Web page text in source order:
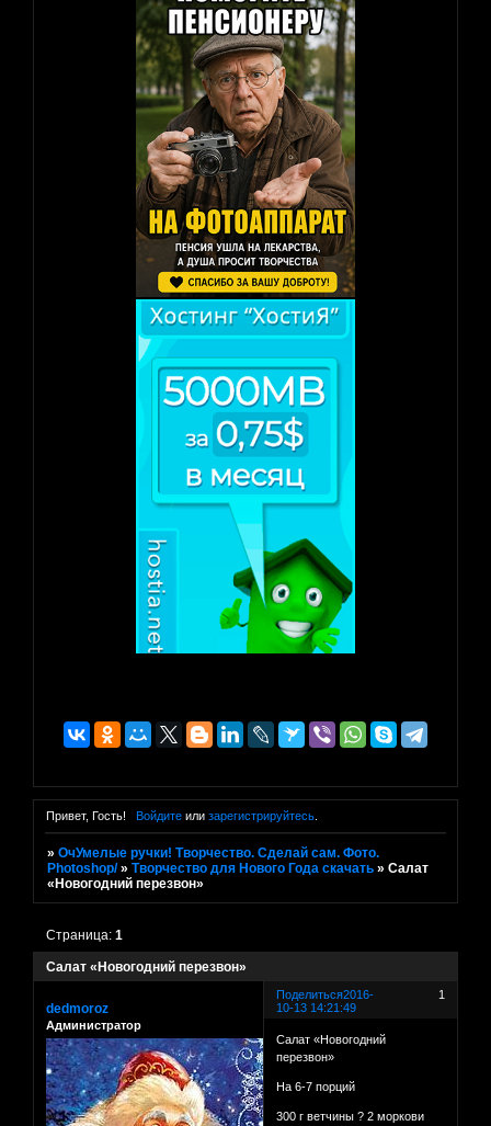
Привет, Гость! Войдитеили зарегистрируйтесь.
»ОчУмелые ручки! Творчество. Сделай сам. Фото.
Photoshop/ »Творчество для Нового Года скачать »Салат
«Новогодний перезвон»
Салат «Новогодний перезвон»
Страница:1
Поделиться 1
2016-
10-13 14:21:49
dedmoroz
Администратор
Салат «Новогодний
перезвон»
На 6-7 порций
300 г ветчины ? 2 моркови